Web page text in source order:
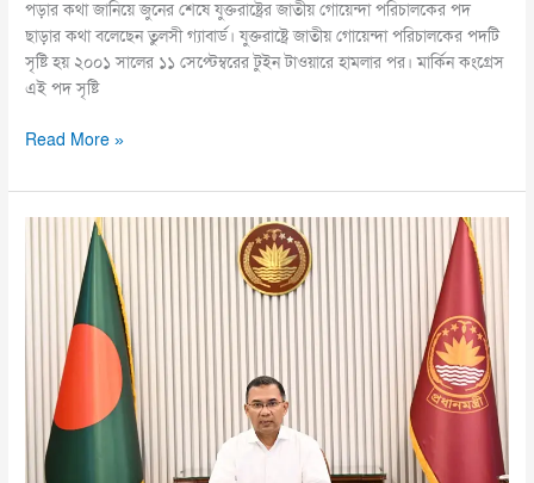
পড়ার কথা জানিয়ে জুনের শেষে যুক্তরাষ্ট্রের জাতীয় গোয়েন্দা পরিচালকের পদ
ছাড়ার কথা বলেছেন তুলসী গ্যাবার্ড। যুক্তরাষ্ট্রে জাতীয় গোয়েন্দা পরিচালকের পদটি
সৃষ্টি হয় ২০০১ সালের ১১ সেপ্টেম্বরের টুইন টাওয়ারে হামলার পর। মার্কিন কংগ্রেস
এই পদ সৃষ্টি
Read More »
ময়মনসিংহ